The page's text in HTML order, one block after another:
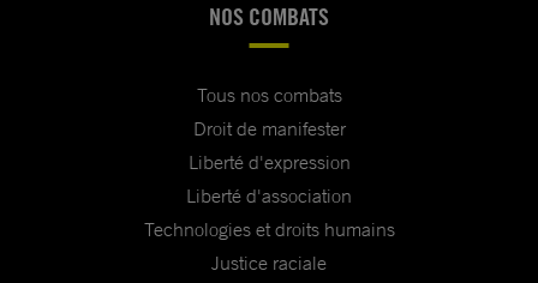
NOS COMBATS
Tous nos combats
Droit de manifester
Liberté d'expression
Liberté d'association
Technologies et droits humains
Justice raciale